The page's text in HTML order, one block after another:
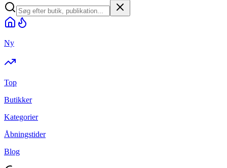
Ny
Top
Butikker
Kategorier
Åbningstider
Blog